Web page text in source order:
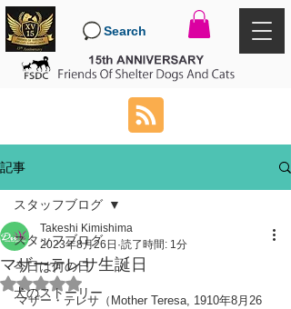
Search
記事
スタッフブログ
今日は何の日
犬のストーリー
スタッフブログ
マザーテレサ生誕日
Takeshi Kimishima
2023年8月26日 読了時間: 1分
5つ星のうちNaNと評価されています。
マザー・テレサ（Mother Teresa, 1910年8月26